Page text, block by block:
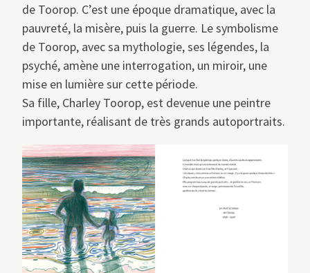
de Toorop. C’est une époque dramatique, avec la
pauvreté, la misère, puis la guerre. Le symbolisme
de Toorop, avec sa mythologie, ses légendes, la
psyché, amène une interrogation, un miroir, une
mise en lumière sur cette période.
Sa fille, Charley Toorop, est devenue une peintre
importante, réalisant de très grands autoportraits.